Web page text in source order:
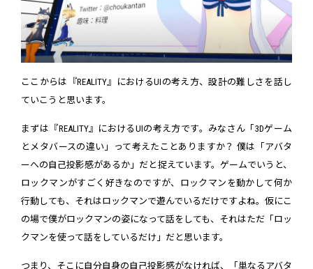
ここからは『REALITY』におけるUIの考え方、設計の難しさを話し
ていこうと思います。
まずは『REALITY』におけるUIの考え方です。みなさん「3Dゲーム
とメタバースの違い」って考えたことありますか？ 僕は「アバタ
ーへの自己投影感があるか」だと捉えています。ゲームでいうと、
ロックマンがすごく好きなのですが、ロックマンを動かして何か
行動しても、それはロックマンで遊んでいるだけですよね。仮にこ
の場で僕がロックマンの姿になって話をしても、それはただ「ロッ
クマンを使って話をしているだけ」だと思います。
つまり、そこに自分自身の自己投影感がなければ、「単なるアバタ